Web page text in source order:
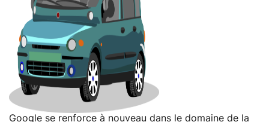
Google se renforce à nouveau dans le domaine de la